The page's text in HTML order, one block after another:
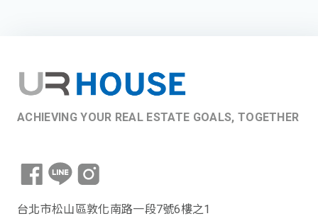
ACHIEVING YOUR REAL ESTATE GOALS, TOGETHER
台北市松山區敦化南路一段7號6樓之1